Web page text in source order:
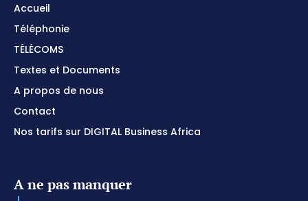
Accueil
Téléphonie
TÉLÉCOMS
Textes et Documents
A propos de nous
Contact
Nos tarifs sur DIGITAL Business Africa
A ne pas manquer